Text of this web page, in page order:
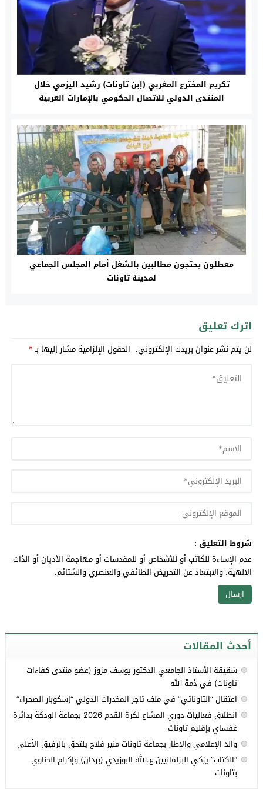
تكريم المخترع المغربي (إبن تاونات) رشيد اليزمي خلال
المنتدى الدولي للاتصال الحكومي بالإمارات العربية
معطلون يحتجون مطالبين بالشغل أمام المجلس الجماعي
لمدينة تاونات‎
اترك تعليق
لن يتم نشر عنوان بريدك الإلكتروني. الحقول الإلزامية مشار إليها بـ*
شروط التعليق :
عدم الإساءة للكاتب أو للأشخاص أو للمقدسات أو مهاجمة الأديان أو الذات
الالهية. والابتعاد عن التحريض الطائفي والعنصري والشتائم.
أحدث المقالات
شقيقة الأستاذ الجامعي الدكتور يوسف مزوز (عضو منتدى كفاءات
تاونات) في ذمة الله
اعتقال “التاوناتي” في ملف تاجر المخدرات الدولي “إسكوبار الصحراء”
انطلاق فعاليات دوري المشاع لكرة القدم 2026 بجماعة الودكة بدائرة
غفساي بإقليم تاونات
والد الإعلامي والإطار بجماعة تاونات منير فلاح يلتحق بالرفيق الأعلى
“الكتاب” يزكي البرلمانيين ع.الله البوزيدي (بردان) وإكرام الحناوي
بتاونات